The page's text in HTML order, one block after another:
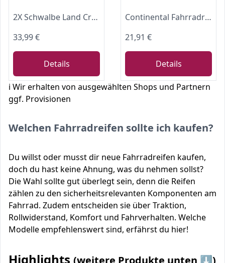
2X Schwalbe Land Cruiser 37-622 Drahtreifen K-Guard 28x1.40 Fahrradreifen Mantel
33,99 €
Details
Continental Fahrradreifen schwarz/schwarz 28 Zoll
21,91 €
Details
ℹ️ Wir erhalten von ausgewählten Shops und Partnern
ggf. Provisionen
Welchen Fahrradreifen sollte ich kaufen?
Du willst oder musst dir neue Fahrradreifen kaufen,
doch du hast keine Ahnung, was du nehmen sollst?
Die Wahl sollte gut überlegt sein, denn die Reifen
zählen zu den sicherheitsrelevanten Komponenten am
Fahrrad. Zudem entscheiden sie über Traktion,
Rollwiderstand, Komfort und Fahrverhalten. Welche
Modelle empfehlenswert sind, erfährst du hier!
Highlights (weitere Produkte unten ⬇️)